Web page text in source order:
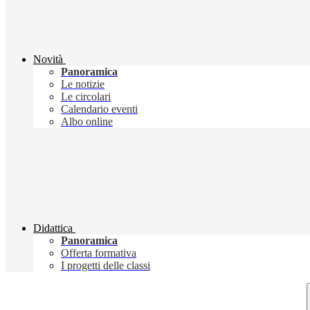
Novità
Panoramica
Le notizie
Le circolari
Calendario eventi
Albo online
Didattica
Panoramica
Offerta formativa
I progetti delle classi